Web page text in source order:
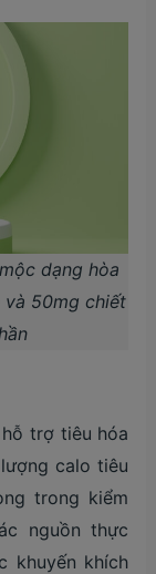
dạng hòa
và 50mg chiết
trợ tiêu hóa
calo tiêu
trong kiểm
nguồn thực
khuyến khích